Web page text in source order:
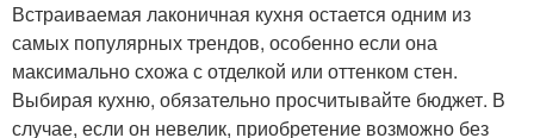
Встраиваемая лаконичная кухня остается одним из
самых популярных трендов, особенно если она
максимально схожа с отделкой или оттенком стен.
Выбирая кухню, обязательно просчитывайте бюджет. В
случае, если он невелик, приобретение возможно без